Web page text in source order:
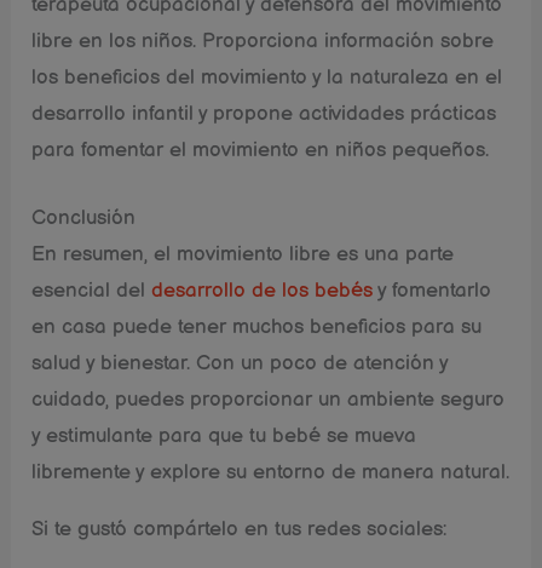
terapeuta ocupacional y defensora del movimiento
libre en los niños. Proporciona información sobre
los beneficios del movimiento y la naturaleza en el
desarrollo infantil y propone actividades prácticas
para fomentar el movimiento en niños pequeños.
Conclusión
En resumen, el movimiento libre es una parte
esencial del desarrollo de los bebés y fomentarlo
en casa puede tener muchos beneficios para su
salud y bienestar. Con un poco de atención y
cuidado, puedes proporcionar un ambiente seguro
y estimulante para que tu bebé se mueva
libremente y explore su entorno de manera natural.
Si te gustó compártelo en tus redes sociales: